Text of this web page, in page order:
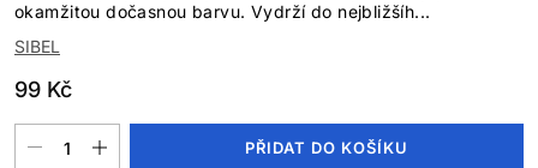
okamžitou dočasnou barvu. Vydrží do nejbližšíh...
SIBEL
99 Kč
PŘIDAT DO KOŠÍKU